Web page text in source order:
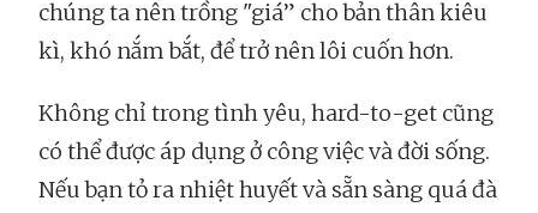
chúng ta nên trồng "giá” cho bản thân kiêu
kì, khó nắm bắt, để trở nên lôi cuốn hơn.
Không chỉ trong tình yêu, hard-to-get cũng
có thể được áp dụng ở công việc và đời sống.
Nếu bạn tỏ ra nhiệt huyết và sẵn sàng quá đà